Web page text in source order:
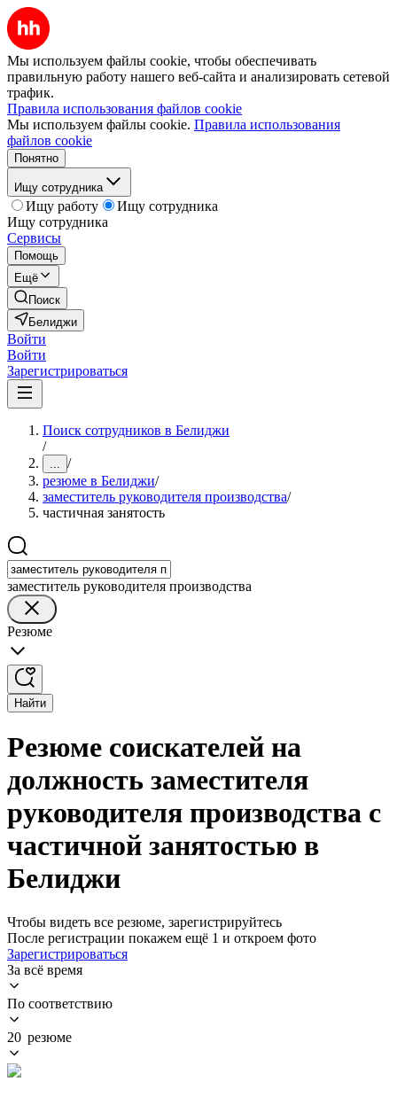
Мы используем файлы cookie, чтобы обеспечивать
правильную работу нашего веб-сайта и анализировать сетевой
трафик.
Правила использования файлов cookie
Мы используем файлы cookie. Правила использования
файлов cookie
Понятно
Ищу сотрудника
Ищу работу
Ищу сотрудника
Ищу сотрудника
Сервисы
Помощь
Ещё
Поиск
Белиджи
Войти
Войти
Зарегистрироваться
Поиск сотрудников в Белиджи
/
... /
резюме в Белиджи/
заместитель руководителя производства/
частичная занятость
заместитель руководителя производства
Резюме
Найти
Резюме соискателей на
должность заместителя
руководителя производства с
частичной занятостью в
Белиджи
Чтобы видеть все резюме, зарегистрируйтесь
После регистрации покажем ещё 1 и откроем фото
Зарегистрироваться
За всё время
По соответствию
20 резюме